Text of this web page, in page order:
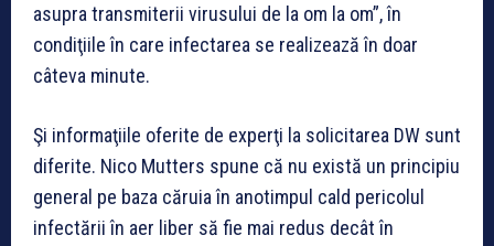
asupra transmiterii virusului de la om la om”, în
condiţiile în care infectarea se realizează în doar
câteva minute.
Şi informaţiile oferite de experţi la solicitarea DW sunt
diferite. Nico Mutters spune că nu există un principiu
general pe baza căruia în anotimpul cald pericolul
infectării în aer liber să fie mai redus decât în